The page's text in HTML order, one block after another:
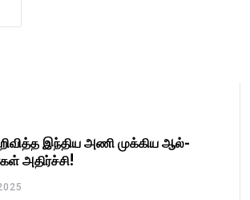
இந்திய அணி முக்கிய ஆல்-
அதிர்ச்சி!